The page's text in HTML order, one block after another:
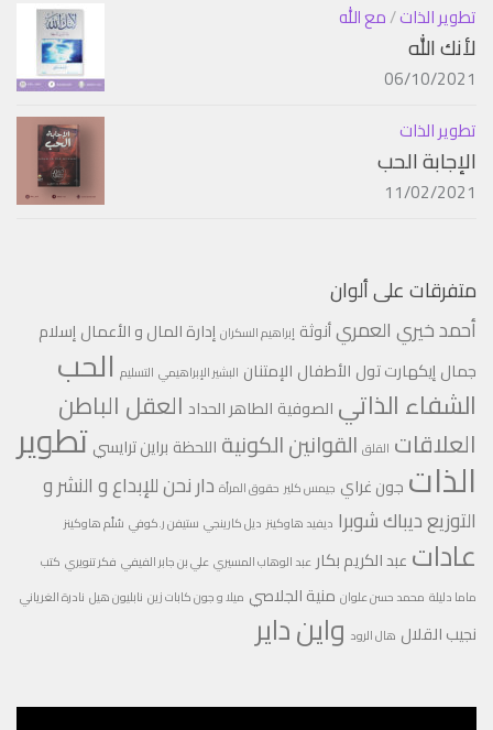
تطوير الذات/مع الله
لأنك الله
06/10/2021
تطوير الذات
الإجابة الحب
11/02/2021
متفرقات على ألوان
أحمد خيري العمريأنوثة إبراهيم السكران إدارة المال و الأعمالإسلام
جمالإيكهارت تول الأطفال الإمتنان البشير الإبراهيمي التسليم الحب
الشفاء الذاتي الصوفية الطاهر الحداد العقل الباطن
العلاقات القلق القوانين الكونية اللحظة براين ترايسيتطوير
الذات جون غراي جيمس كلير حقوق المرأة دار نحن للإبداع و النشر و
التوزيعديباك شوبرا ديفيد هاوكينز ديل كارينجي ستيفن ر.كوفي سُلّم هاوكينز
عادات عبد الكريم بكار عبد الوهاب المسيري علي بن جابر الفيفي فكر تنويري كتب
ماما دليلة محمد حسن علوان منية الجلاصي ميلا و جون كابات زين نابليون هيل نادرة الغرياني
نجيب القلال هال الرود واين داير